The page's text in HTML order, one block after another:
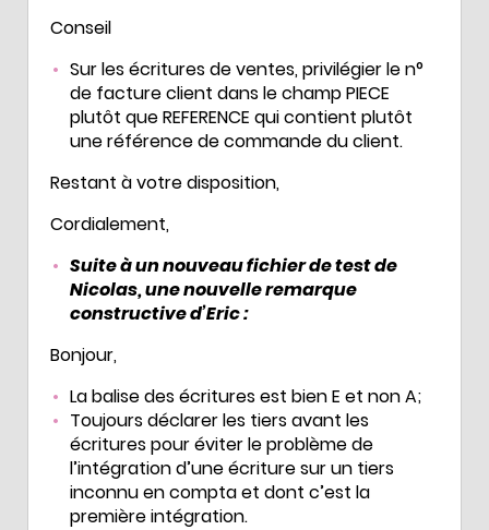
Conseil
Sur les écritures de ventes, privilégier le n°
de facture client dans le champ PIECE
plutôt que REFERENCE qui contient plutôt
une référence de commande du client.
Restant à votre disposition,
Cordialement,
Suite à un nouveau fichier de test de
Nicolas, une nouvelle remarque
constructive d’Eric :
Bonjour,
La balise des écritures est bien E et non A;
Toujours déclarer les tiers avant les
écritures pour éviter le problème de
l’intégration d’une écriture sur un tiers
inconnu en compta et dont c’est la
première intégration.